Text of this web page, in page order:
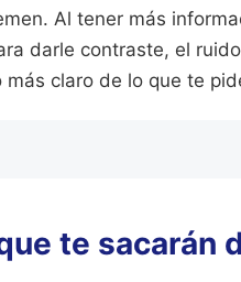
Al tener más
darle contraste, el
claro de lo que te
te sacarán